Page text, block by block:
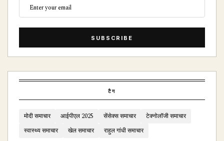
SUBSCRIBE
टैग
मोदी समाचार आईपीएल 2025 सेंसेक्स समाचार
टेक्नोलॉजी समाचार
स्वास्थ्य समाचार
खेल समाचार राहुल गांधी समाचार